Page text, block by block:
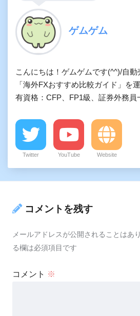
ゲムゲム
こんにちは！ゲムゲムです(^^)/自動
「海外FXおすすめ比較ガイド」を
有資格：CFP、FP1級、証券外務員
Twitter YouTube Website
コメントを残す
メールアドレスが公開されることはあ
る欄は必須項目です
コメント ※